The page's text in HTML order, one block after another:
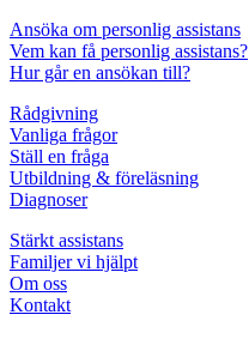
Ansöka om personlig assistans
Vem kan få personlig assistans?
Hur går en ansökan till?
Rådgivning
Vanliga frågor
Ställ en fråga
Utbildning & föreläsning
Diagnoser
Stärkt assistans
Familjer vi hjälpt
Om oss
Kontakt